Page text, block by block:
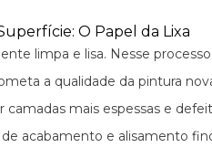
O Papel da Lixa
limpa e lisa. Nesse
a qualidade da pintura
mais espessas e
acabamento e alisamento